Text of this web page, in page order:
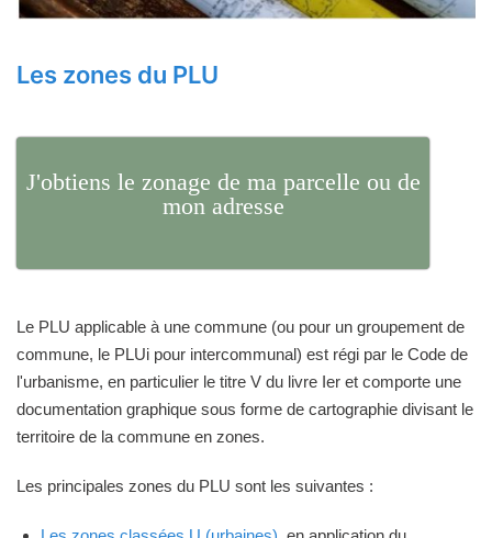
Les zones du PLU
J'obtiens le zonage de ma parcelle ou de
mon adresse
Le PLU applicable à une commune (ou pour un groupement de
commune, le PLUi pour intercommunal) est régi par le Code de
l'urbanisme, en particulier le titre V du livre Ier et comporte une
documentation graphique sous forme de cartographie divisant le
territoire de la commune en zones.
Les principales zones du PLU sont les suivantes :